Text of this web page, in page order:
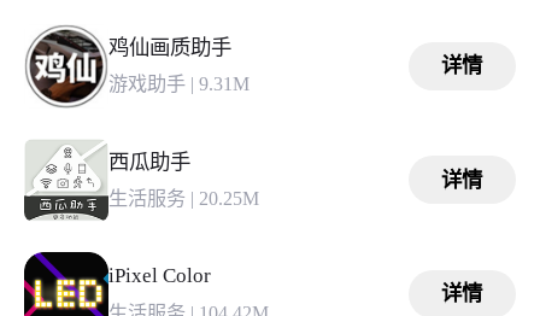
鸡仙画质助手
游戏助手| 9.31M
详情
西瓜助手
生活服务 | 20.25M
详情
iPixel Color
详情